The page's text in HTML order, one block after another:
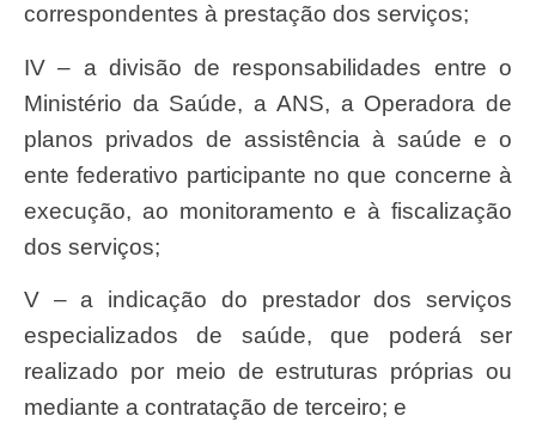
correspondentes à prestação dos serviços;
IV – a divisão de responsabilidades entre o
Ministério da Saúde, a ANS, a Operadora de
planos privados de assistência à saúde e o
ente federativo participante no que concerne à
execução, ao monitoramento e à fiscalização
dos serviços;
V – a indicação do prestador dos serviços
especializados de saúde, que poderá ser
realizado por meio de estruturas próprias ou
mediante a contratação de terceiro; e